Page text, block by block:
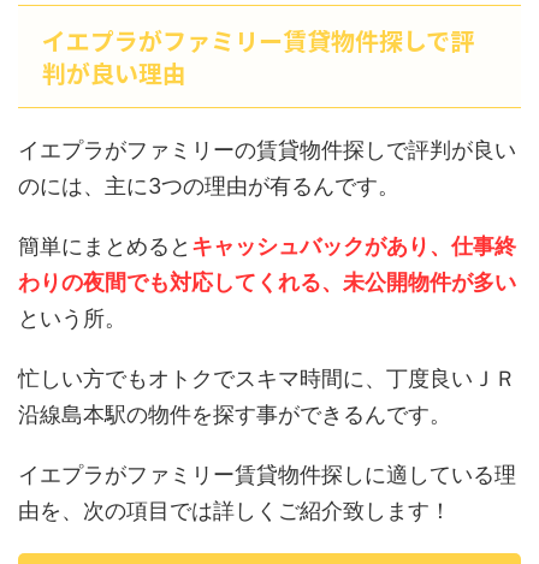
イエプラがファミリー賃貸物件探しで評
判が良い理由
イエプラがファミリーの賃貸物件探しで評判が良い
のには、主に3つの理由が有るんです。
簡単にまとめると キャッシュバックがあり、仕事終
わりの夜間でも対応してくれる、未公開物件が多い
という所。
忙しい方でもオトクでスキマ時間に、丁度良いＪＲ
沿線島本駅の物件を探す事ができるんです。
イエプラがファミリー賃貸物件探しに適している理
由を、次の項目では詳しくご紹介致します！